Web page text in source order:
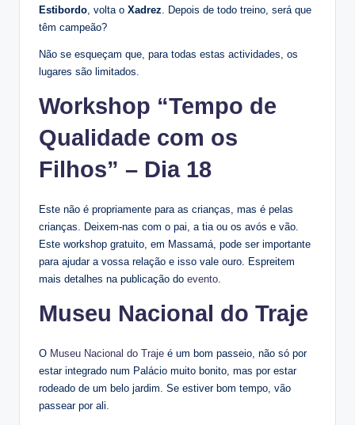
Estibordo , volta o Xadrez . Depois de todo treino, será que
têm campeão?
Não se esqueçam que, para todas estas actividades, os
lugares são limitados.
Workshop “Tempo de
Qualidade com os
Filhos” – Dia 18
Este não é propriamente para as crianças, mas é pelas
crianças. Deixem-nas com o pai, a tia ou os avós e vão.
Este workshop gratuito, em Massamá, pode ser importante
para ajudar a vossa relação e isso vale ouro. Espreitem
mais detalhes na publicação do evento
Museu Nacional do Traje
O Museu Nacional do Traje é um bom passeio, não só por
estar integrado num Palácio muito bonito, mas por estar
rodeado de um belo jardim. Se estiver bom tempo, vão
passear por ali.